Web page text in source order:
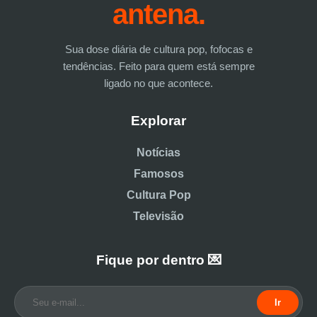
antena.
Sua dose diária de cultura pop, fofocas e
tendências. Feito para quem está sempre
ligado no que acontece.
Explorar
Notícias
Famosos
Cultura Pop
Televisão
Fique por dentro 💌
Ir